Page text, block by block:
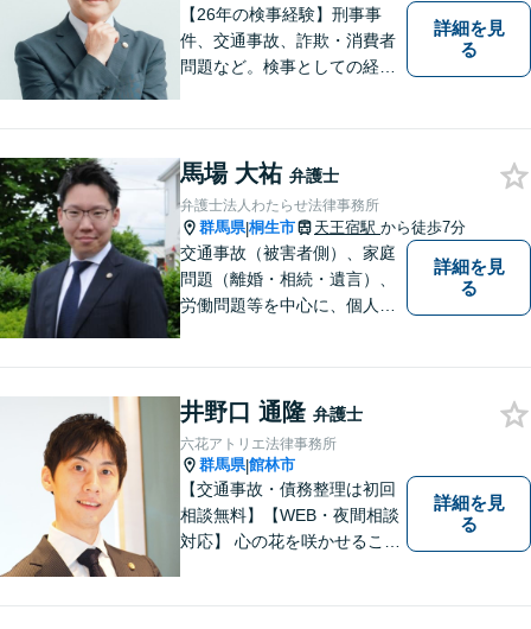
【26年の検事経験】刑事事
件、交通事故、詐欺・消費者
問題など。検事としての経験
めの証拠収集が重要です。お
早めにご相談ください【休
日・夜間対応可】【完全個
室】
詳細を見
る
馬場 大祐 弁護士
弁護士法人わたらせ法律事務所
群馬県|桐生市 天王宿駅 から徒歩7分
交通事故（被害者側）、家庭
問題（離婚・相続・遺言）、
労働問題等を中心に、個人・
もご満足いただける質の高い
サービスを日々心がけていま
す。
詳細を見
る
井野口 通隆 弁護士
六花アトリエ法律事務所
群馬県|館林市
【交通事故・債務整理は初回
相談無料】【WEB・夜間相談
対応】 心の花を咲かせること
詳細を見
る